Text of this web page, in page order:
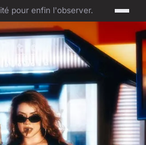
pour enfin l'observer.